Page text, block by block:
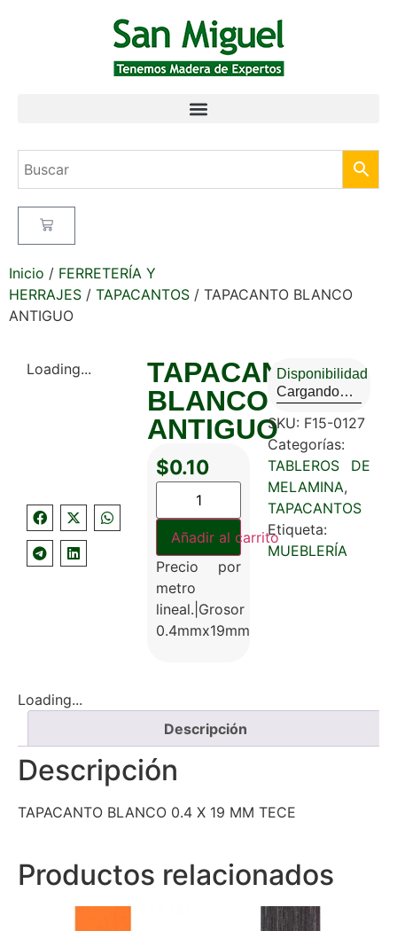
Inicio / FERRETERÍA Y
HERRAJES / TAPACANTOS / TAPACANTO BLANCO
ANTIGUO
Loading...
TAPACANTO
BLANCO
ANTIGUO
$0.10
Añadir al carrito
Precio por
metro
lineal.|Grosor
0.4mmx19mm
Disponibilidad
Cargando…
SKU: F15-0127
Categorías:
TABLEROS DE
MELAMINA,
TAPACANTOS
Etiqueta:
MUEBLERÍA
Loading...
Descripción
Descripción
TAPACANTO BLANCO 0.4 X 19 MM TECE
Productos relacionados